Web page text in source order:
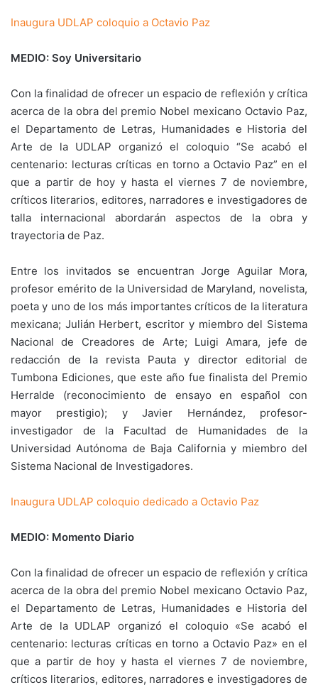
Inaugura UDLAP coloquio a Octavio Paz
MEDIO: Soy Universitario
Con la finalidad de ofrecer un espacio de reflexión y crítica
acerca de la obra del premio Nobel mexicano Octavio Paz,
el Departamento de Letras, Humanidades e Historia del
Arte de la UDLAP organizó el coloquio “Se acabó el
centenario: lecturas críticas en torno a Octavio Paz” en el
que a partir de hoy y hasta el viernes 7 de noviembre,
críticos literarios, editores, narradores e investigadores de
talla internacional abordarán aspectos de la obra y
trayectoria de Paz.
Entre los invitados se encuentran Jorge Aguilar Mora,
profesor emérito de la Universidad de Maryland, novelista,
poeta y uno de los más importantes críticos de la literatura
mexicana; Julián Herbert, escritor y miembro del Sistema
Nacional de Creadores de Arte; Luigi Amara, jefe de
redacción de la revista Pauta y director editorial de
Tumbona Ediciones, que este año fue finalista del Premio
Herralde (reconocimiento de ensayo en español con
mayor prestigio); y Javier Hernández, profesor-
investigador de la Facultad de Humanidades de la
Universidad Autónoma de Baja California y miembro del
Sistema Nacional de Investigadores.
Inaugura UDLAP coloquio dedicado a Octavio Paz
MEDIO: Momento Diario
Con la finalidad de ofrecer un espacio de reflexión y crítica
acerca de la obra del premio Nobel mexicano Octavio Paz,
el Departamento de Letras, Humanidades e Historia del
Arte de la UDLAP organizó el coloquio «Se acabó el
centenario: lecturas críticas en torno a Octavio Paz» en el
que a partir de hoy y hasta el viernes 7 de noviembre,
críticos literarios, editores, narradores e investigadores de